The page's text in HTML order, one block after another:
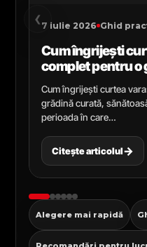
‹ 7 iulie 2026 Ghid
Cum îngrijești
complet pentru o
sănătoasă și ușor
Cum îngrijești curtea
grădină curată,
perioada în care…
Citește articolul→
Alegere mai rapidă